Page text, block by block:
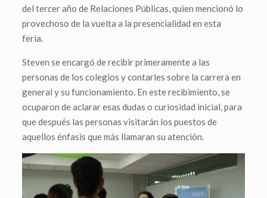
del tercer año de Relaciones Públicas, quien mencionó lo
provechoso de la vuelta a la presencialidad en esta
feria.
Steven se encargó de recibir primeramente a las
personas de los colegios y contarles sobre la carrera en
general y su funcionamiento. En este recibimiento, se
ocuparon de aclarar esas dudas o curiosidad inicial, para
que después las personas visitarán los puestos de
aquellos énfasis que más llamaran su atención.